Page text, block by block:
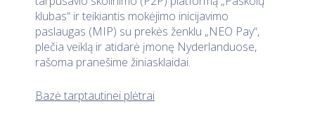
klubas“ ir teikiantis mokėjimo inicijavimo
paslaugas (MIP) su prekės ženklu „NEO Pay“,
plečia veiklą ir atidarė įmonę Nyderlanduose,
rašoma pranešime žiniasklaidai.
Bazė tarptautinei plėtrai